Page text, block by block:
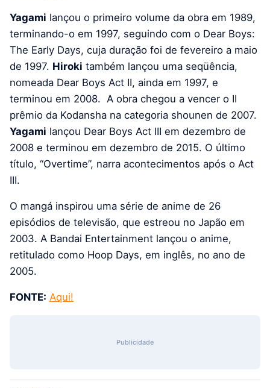
Yagami lançou o primeiro volume da obra em 1989,
terminando-o em 1997, seguindo com o Dear Boys:
The Early Days, cuja duração foi de fevereiro a maio
de 1997. Hiroki também lançou uma seqüência,
nomeada Dear Boys Act II, ainda em 1997, e
terminou em 2008. A obra chegou a vencer o II
prêmio da Kodansha na categoria shounen de 2007.
Yagami lançou Dear Boys Act III em dezembro de
2008 e terminou em dezembro de 2015. O último
título, “Overtime”, narra acontecimentos após o Act
III.
O mangá inspirou uma série de anime de 26
episódios de televisão, que estreou no Japão em
2003. A Bandai Entertainment lançou o anime,
retitulado como Hoop Days, em inglês, no ano de
2005.
FONTE: Aqui!
Publicidade